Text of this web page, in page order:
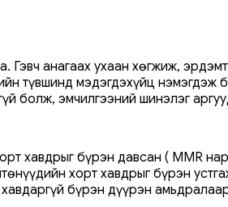
анагаах ухаан хөгжиж,
түвшинд мэдэгдэхүйц нэмэгдэж
болж, эмчилгээний шинэлэг
хавдрыг бүрэн давсан ( MMR
хорт хавдрыг бүрэн
бүрэн дүүрэн